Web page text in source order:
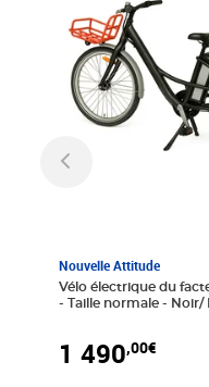
Nouvelle Attitude
Vélo électrique du
- Taille normale - Noir/
1 490,00€